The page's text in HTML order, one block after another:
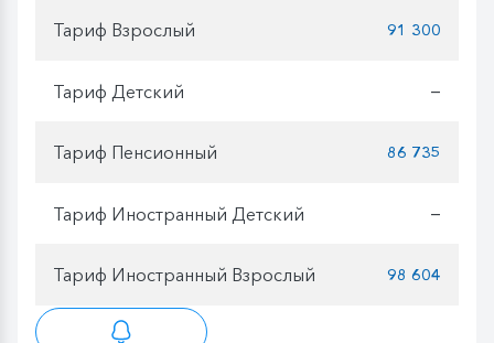
Тариф Взрослый 91 300
Тариф Детский —
Тариф Пенсионный 86 735
Тариф Иностранный Детский —
Тариф Иностранный Взрослый 98 604